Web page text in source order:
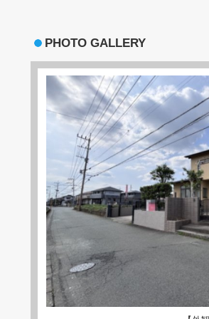
PHOTO GALLERY